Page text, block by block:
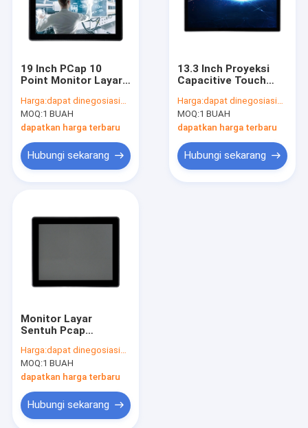
19 Inch PCap 10
Point Monitor Layar
Mount Bracket
Harga:dapat dinegosiasikan
MOQ:1 BUAH
dapatkan harga terbaru
Hubungi sekarang
13.3 Inch Proyeksi
Capacitive Touch
Portabel Multi Touch
Harga:dapat dinegosiasikan
MOQ:1 BUAH
dapatkan harga terbaru
Hubungi sekarang
Monitor Layar
Sentuh Pcap
Titik Layar Sentuh
Multi
Harga:dapat dinegosiasikan
MOQ:1 BUAH
dapatkan harga terbaru
Hubungi sekarang